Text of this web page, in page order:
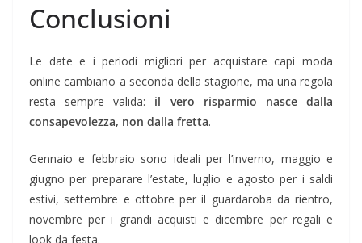
Conclusioni
Le date e i periodi migliori per acquistare capi moda
online cambiano a seconda della stagione, ma una regola
resta sempre valida: il vero risparmio nasce dalla
consapevolezza, non dalla fretta.
Gennaio e febbraio sono ideali per l’inverno, maggio e
giugno per preparare l’estate, luglio e agosto per i saldi
estivi, settembre e ottobre per il guardaroba da rientro,
novembre per i grandi acquisti e dicembre per regali e
look da festa.